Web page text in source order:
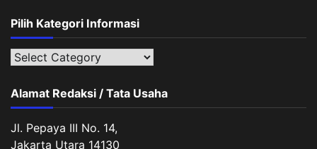
Pilih Kategori Informasi
Pilih
Informasi
Alamat Redaksi / Tata Usaha
Jl. Pepaya III No. 14,
Jakarta Utara 14130